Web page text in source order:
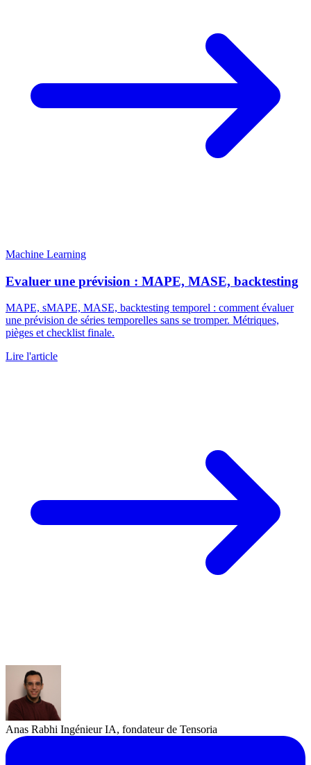
Machine Learning
Evaluer une prévision : MAPE, MASE, backtesting
MAPE, sMAPE, MASE, backtesting temporel : comment évaluer
une prévision de séries temporelles sans se tromper. Métriques,
pièges et checklist finale.
Lire l'article
Anas Rabhi Ingénieur IA, fondateur de Tensoria